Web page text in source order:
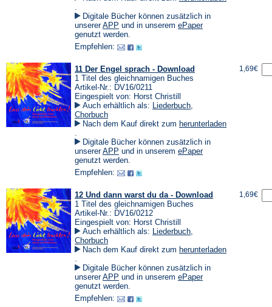
in
einem
neuen
Tab)
.
Digitale Bücher können zusätzlich in
unsererAPP (Öffnet
in
neuen
und in unserem ePaper(Öffnet
genutzt werden.
Empfehlen:
11 Der Engel sprach - Download
1 Titel des gleichnamigen Buches
Artikel-Nr.: DV16/0211
Eingespielt von: Horst Christill
Auch erhältlich als: Liederbuch,
Chorbuch
Nach dem Kauf direkt zum herunterladen
in
einem
neuen
Tab)
.
Digitale Bücher können zusätzlich in
unsererAPP (Öffnet
in
neuen
und in unserem ePaper(Öffnet
genutzt werden.
Empfehlen:
1,69€
12 Und dann warst du da - Download
1 Titel des gleichnamigen Buches
Artikel-Nr.: DV16/0212
Eingespielt von: Horst Christill
Auch erhältlich als: Liederbuch,
Chorbuch
Nach dem Kauf direkt zum herunterladen
in
einem
neuen
Tab)
.
Digitale Bücher können zusätzlich in
unsererAPP (Öffnet
in
neuen
und in unserem ePaper(Öffnet
genutzt werden.
Empfehlen:
1,69€